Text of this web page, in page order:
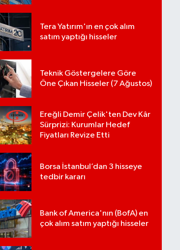
Tera Yatırım'ın en çok alım
satım yaptığı hisseler
Teknik Göstergelere Göre
Öne Çıkan Hisseler (7 Ağustos)
Ereğli Demir Çelik'ten Dev Kâr
Sürprizi: Kurumlar Hedef
Fiyatları Revize Etti
Borsa İstanbul’dan 3 hisseye
tedbir kararı
Bank of America'nın (BofA) en
çok alım satım yaptığı hisseler